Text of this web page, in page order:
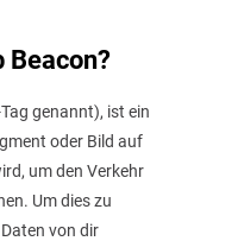
Beacon?
genannt), ist ein
oder Bild auf
um den Verkehr
Um dies zu
von dir